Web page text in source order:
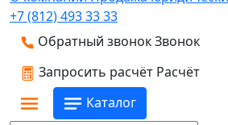
+7 (812) 493 33 33
Обратный звонокЗвонок
Запросить расчёт Расчёт
Каталог